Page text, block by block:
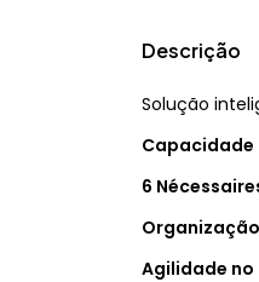
Descrição
Solução
Capacidade
6
Agilidade no